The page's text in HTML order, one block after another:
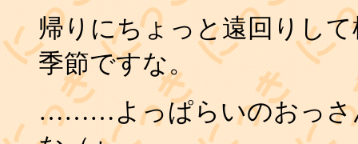
帰りにちょっと遠回りし
季節ですな。
………よっぱらいのおっさ